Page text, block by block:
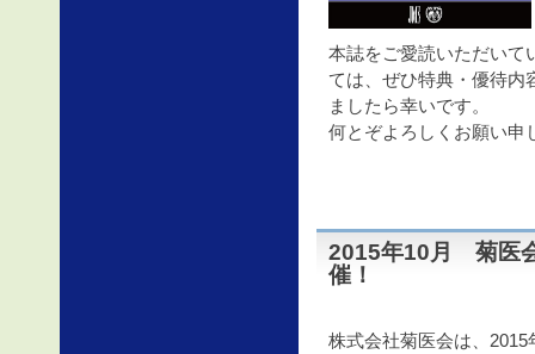
本誌をご愛読いただいて
ては、ぜひ特典・優待内
ましたら幸いです。
何とぞよろしくお願い申
2015年10月 菊医
催！
株式会社菊医会は、